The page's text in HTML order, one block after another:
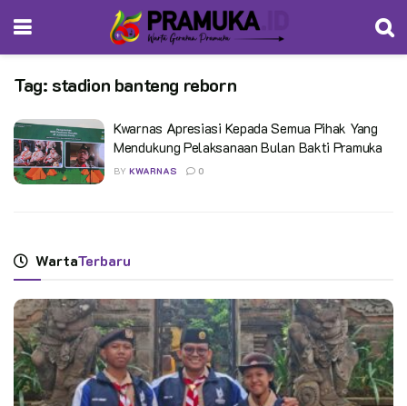
Tag: stadion banteng reborn
Kwarnas Apresiasi Kepada Semua Pihak Yang
Mendukung Pelaksanaan Bulan Bakti Pramuka
BY KWARNAS 0
WartaTerbaru